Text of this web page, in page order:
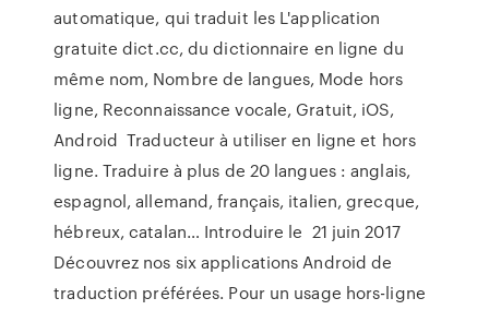
automatique, qui traduit les L'application
gratuite dict.cc, du dictionnaire en ligne du
même nom, Nombre de langues, Mode hors
ligne, Reconnaissance vocale, Gratuit, iOS,
Android Traducteur à utiliser en ligne et hors
ligne. Traduire à plus de 20 langues : anglais,
espagnol, allemand, français, italien, grecque,
hébreux, catalan… Introduire le 21 juin 2017
Découvrez nos six applications Android de
traduction préférées. Pour un usage hors-ligne